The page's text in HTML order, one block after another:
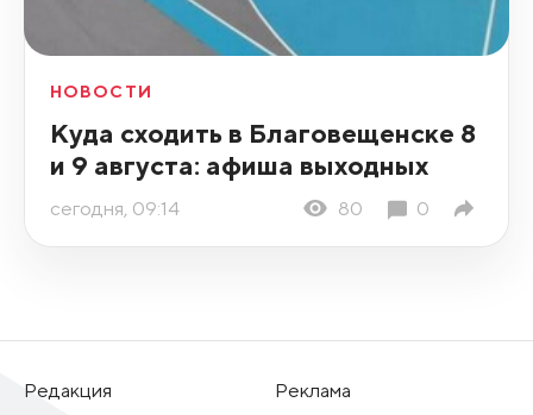
НОВОСТИ
Куда сходить в Благовещенске 8
и 9 августа: афиша выходных
сегодня, 09:14 80 0
Редакция
Реклама